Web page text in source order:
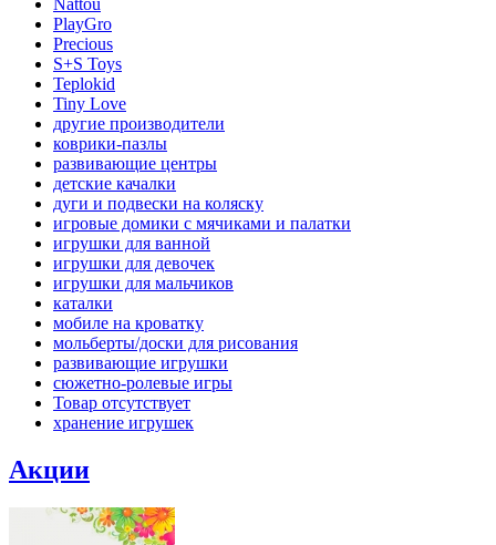
Nattou
PlayGro
Precious
S+S Toys
Teplokid
Tiny Love
другие производители
коврики-пазлы
развивающие центры
детские качалки
дуги и подвески на коляску
игровые домики с мячиками и палатки
игрушки для ванной
игрушки для девочек
игрушки для мальчиков
каталки
мобиле на кроватку
мольберты/доски для рисования
развивающие игрушки
сюжетно-ролевые игры
Товар отсутствует
хранение игрушек
Акции